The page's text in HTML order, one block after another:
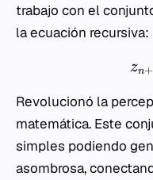
trabajo con el
la ecuación recursiva:
zn+
Revolucionó la
matemática. Este
simples podiendo
asombrosa,